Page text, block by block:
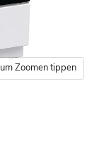
Zoomen tippen